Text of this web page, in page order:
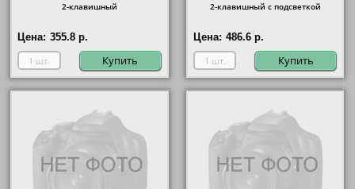
2-клавишный
Цена: 355.8 р.
Купить
2-клавишный с подсветкой
Цена: 486.6 р.
Купить